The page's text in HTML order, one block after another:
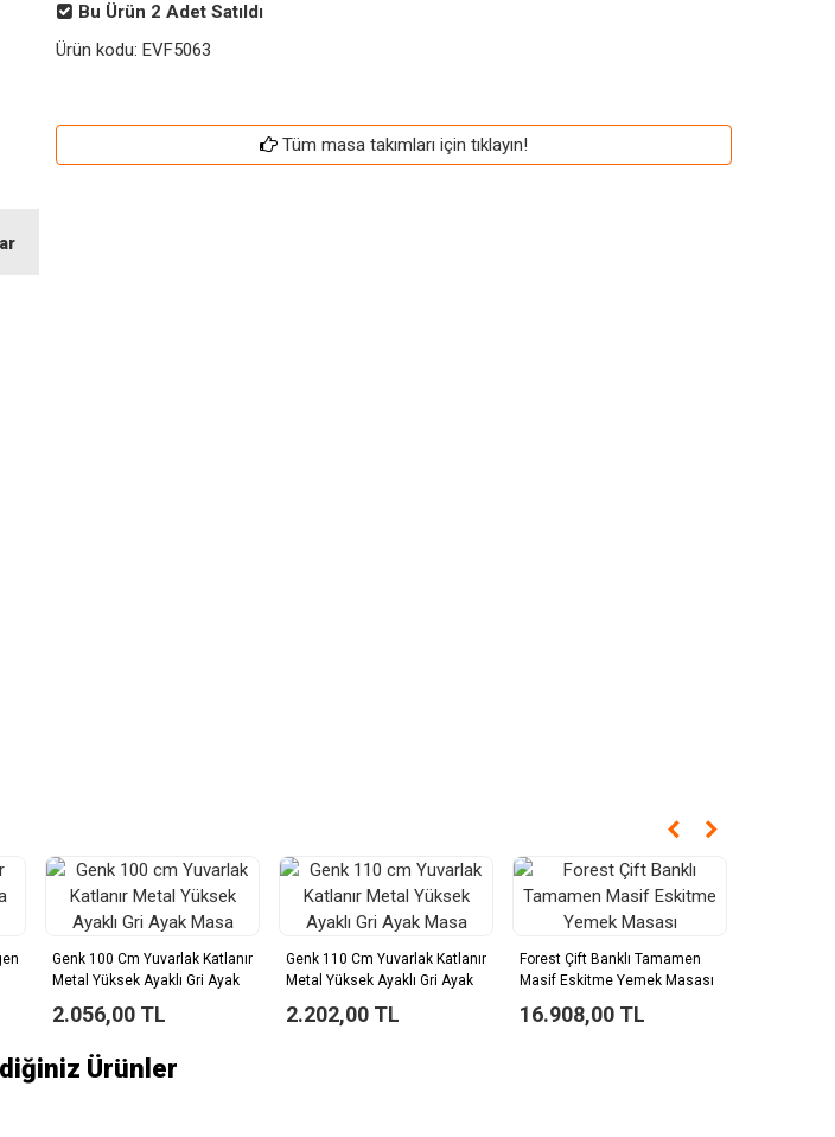
Bu Ürün 2 Adet Satıldı
Ürün kodu: EVF5063
Tüm masa takımları için tıklayın!
Genk 100 Cm Yuvarlak Katlanır
Metal Yüksek Ayaklı Gri Ayak
2.056,00 TL
Genk 110 Cm Yuvarlak Katlanır
Metal Yüksek Ayaklı Gri Ayak
2.202,00 TL
Forest Çift Banklı Tamamen
Masif Eskitme Yemek Masası
16.908,00 TL
Ürünler